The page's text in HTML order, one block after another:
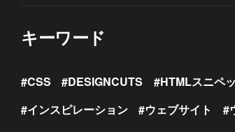
キーワード
CSS DESIGNCUTS HTMLスニペ
インスピレーション
ウェブサイト